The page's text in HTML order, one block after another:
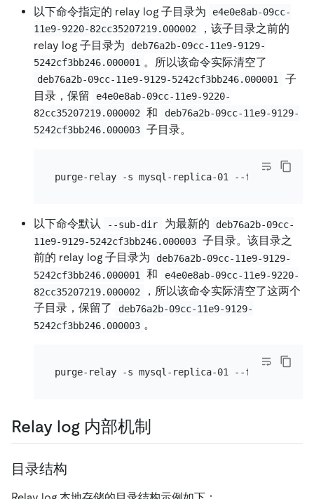
以下命令指定的 relay log 子目录为
e4e0e8ab-09cc-
11e9-9220-82cc35207219.000002
，该子目录之前的
relay log 子目录为
deb76a2b-09cc-11e9-9129-
5242cf3bb246.000001 。所以该命令实际清空了
deb76a2b-09cc-11e9-9129-5242cf3bb246.000001
子
目录，保留
e4e0e8ab-09cc-11e9-9220-
82cc35207219.000002
和
deb76a2b-09cc-11e9-9129-
5242cf3bb246.000003 子目录。
以下命令默认 --sub-dir 为最新的
deb76a2b-09cc-
11e9-9129-5242cf3bb246.000003 子目录。该目录之
前的 relay log 子目录为
deb76a2b-09cc-11e9-9129-
5242cf3bb246.000001
和
e4e0e8ab-09cc-11e9-9220-
82cc35207219.000002
，所以该命令实际清空了这两个
子目录，保留了
deb76a2b-09cc-11e9-9129-
5242cf3bb246.000003 。
Relay log 内部机制
目录结构